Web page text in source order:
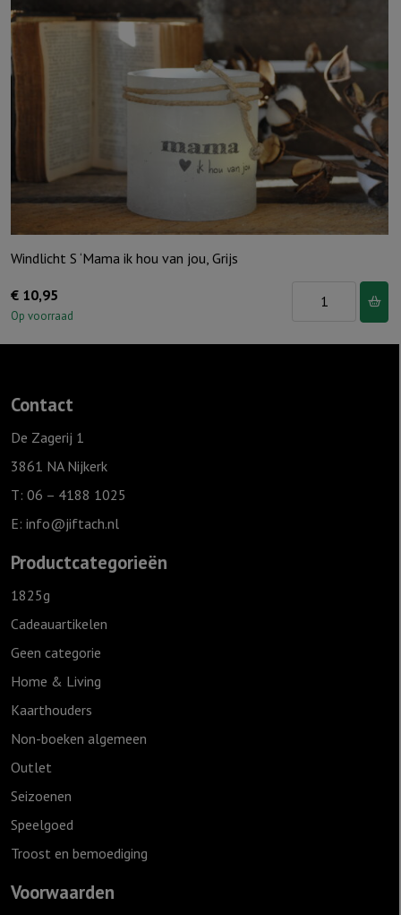
Ivoor
aantal
Windlicht S ‘Mama ik hou van jou, Grijs
€ 10,95
Op voorraad
'Mama
Contact
De Zagerij 1
3861 NA Nijkerk
T: 06 – 4188 1025
E: info@jiftach.nl
Productcategorieën
1825g
Cadeauartikelen
Geen categorie
Home & Living
Kaarthouders
Non-boeken algemeen
Outlet
Seizoenen
Speelgoed
Troost en bemoediging
Voorwaarden